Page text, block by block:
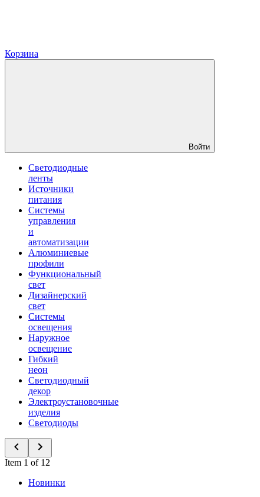
Корзина
Войти
Светодиодные
ленты
Источники
питания
Системы
управления
и
автоматизации
Алюминиевые
профили
Функциональный
свет
Дизайнерский
свет
Системы
освещения
Наружное
освещение
Гибкий
неон
Светодиодный
декор
Электроустановочные
изделия
Светодиоды
Item 1 of 12
Новинки